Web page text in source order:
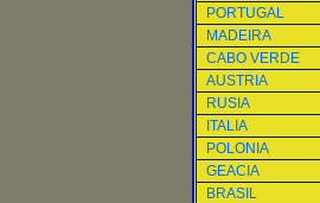
PORTUGAL
MADEIRA
CABO VERDE
AUSTRIA
RUSIA
ITALIA
POLONIA
GEACIA
BRASIL